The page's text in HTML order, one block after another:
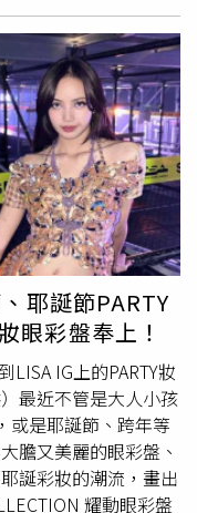
北市大安區一家夜
的他，一下車就馬上
道；許雅鈞前腳剛進
一晚接連跑2場夜
女生也搭乘和先前不
刊攝影組）許雅鈞結
出積欠大S逾500萬元
S外，連小S一家也受
爆料「你老公呢？
樓下的會所找姑娘
你們家上海那個用你
真他X的讓我惡
人員引領下，步行從
刊攝影組）而早在去
雅鈞去夜店小酌，身
雅鈞酒量佳，是夜店
時小S夫妻倆對外口
事情不再回應，感
倫照，心情看似沒受
2人直到凌晨4點多才
（左起）、周予天、
經驗。（圖／翻攝自
本刊直擊分手席惟倫1
前往台北市信義區夜
往附近的另一家夜店
變成另一位短髮女，
短髮女約莫2點58分
4點半才結束當晚的
氣女孩成員妞妞近年
上媒體版面。去年她
北市信義區夜店，
他們依舊沒有久留，
巧碰上富少舊愛謝睿
！飲酒過量，有害健
耶誕節PARTY
眼彩盤奉上！
LISA IG上的PARTY妝
最近不管是大人小孩
或是耶誕節、跨年等
膽又美麗的眼彩盤、
誕彩妝的潮流，畫出
耀動眼彩盤